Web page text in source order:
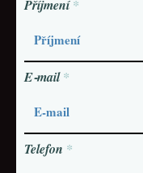
Příjmení
E‑mail
Telefon